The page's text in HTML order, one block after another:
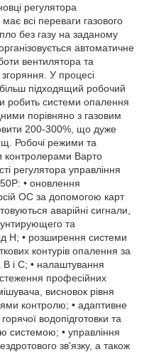
регулятора
всі переваги газового
без газу на заданому
автоматичне
вентилятора та
У процесі
підходящий робочий
робить системи опалення
порівняно з газовим
200-300%, що дуже
Робочі режими та
контролерами Варто
регулятора управління
• оновлення
ОС за допомогою карт
аварійні сигнали,
та
H; • розширення системи
контурів опалення за
і C; • налаштування
професійних
висновок рівня
контролю; • адаптивне
водопідготовки та
системою; • управління
зв'язку, а також